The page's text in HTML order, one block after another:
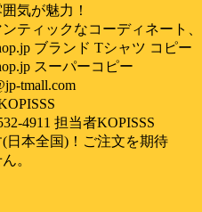
気が魅力！
ティックなコーディネート
ブランド Tシャツ コピー
スーパーコピー
tmall.com
4911 担当者KOPISSS
日本全国)！ご注文を期待
。